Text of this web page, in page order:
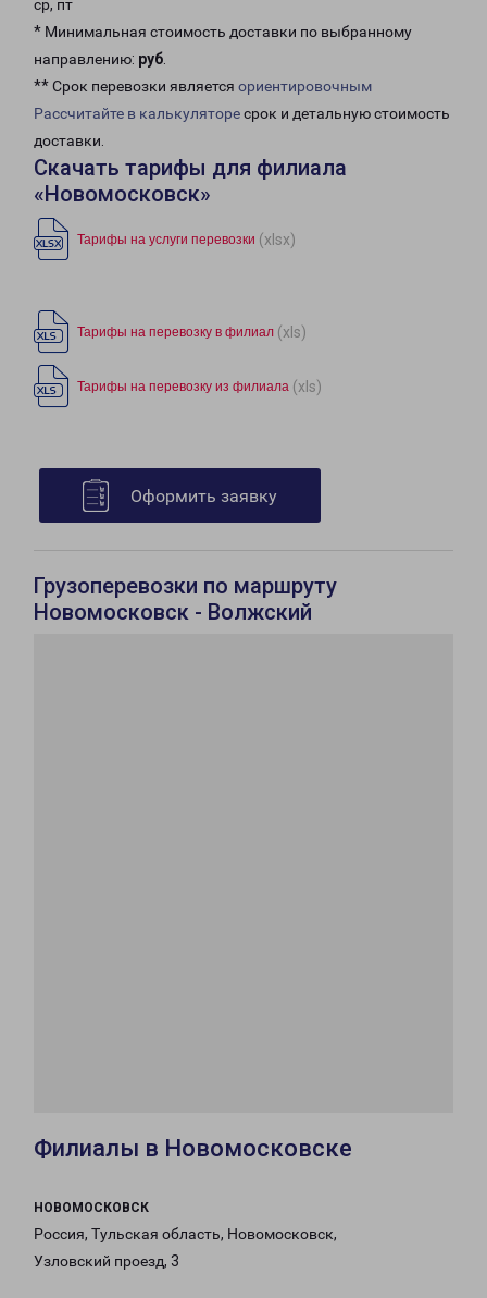
ср, пт
* Минимальная стоимость доставки по выбранному
направлению: руб.
** Срок перевозки является ориентировочным
Рассчитайте в калькуляторесрок и детальную стоимость
доставки.
Скачать тарифы для филиала
«Новомосковск»
Тарифы на услуги перевозки (xlsx)
Тарифы на перевозку в филиал (xls)
Тарифы на перевозку из филиала (xls)
Оформить заявку
Грузоперевозки по маршруту
Новомосковск - Волжский
Филиалы в Новомосковске
НОВОМОСКОВСК
Россия, Тульская область, Новомосковск,
Узловский проезд, 3